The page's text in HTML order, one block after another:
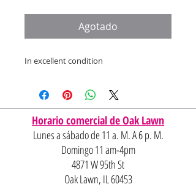
Agotado
In excellent condition
Horario comercial de Oak Lawn
Lunes a sábado de 11 a. M. A 6 p. M.
Domingo 11 am-4pm
4871 W 95th St
Oak Lawn, IL 60453